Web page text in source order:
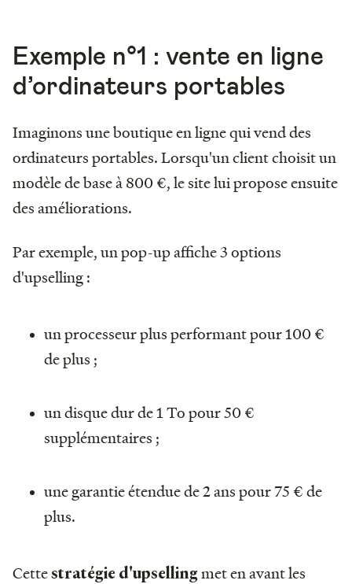
Exemple n°1 : vente en ligne
d’ordinateurs portables
Imaginons une boutique en ligne qui vend des
ordinateurs portables. Lorsqu'un client choisit un
modèle de base à 800 €, le site lui propose ensuite
des améliorations.
Par exemple, un pop-up affiche 3 options
d'upselling :
un processeur plus performant pour 100 €
de plus ;
un disque dur de 1 To pour 50 €
supplémentaires ;
une garantie étendue de 2 ans pour 75 € de
plus.
Cettestratégie d'upselling met en avant les